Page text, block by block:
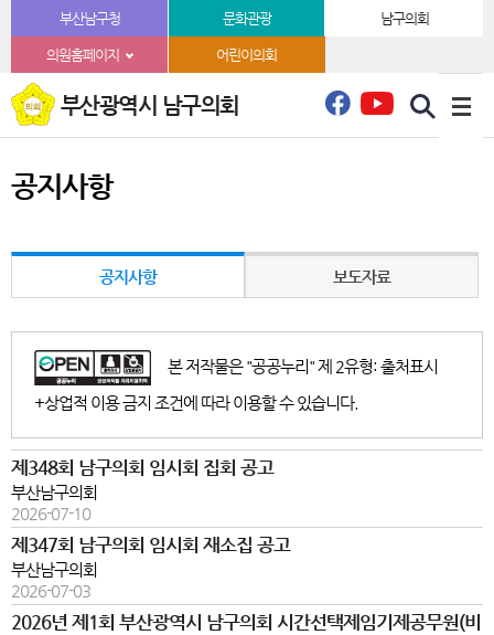
본문바로가기부산남구청 문화관광 남구의회
의원홈페이지 어린이의회
부산광역시 남구의회
공지사항
공지사항 보도자료
본 저작물은 "공공누리" 제 2유형: 출처표시
+상업적 이용 금지 조건에 따라 이용할 수 있습니다.
제348회 남구의회 임시회 집회 공고
부산남구의회
2026-07-10
제347회 남구의회 임시회 재소집 공고
부산남구의회
2026-07-03
2026년 제1회 부산광역시 남구의회 시간선택제임기제공무원(비